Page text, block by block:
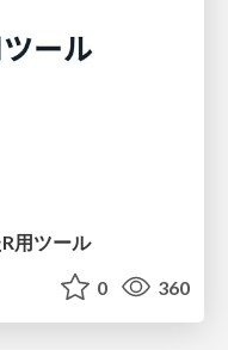
用ツール
0 360